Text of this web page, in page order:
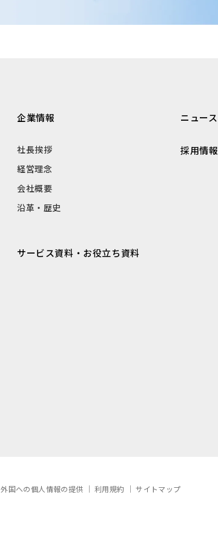
企業情報
社長挨拶
経営理念
会社概要
沿革・歴史
サービス資料・お役立ち資料
ニュース
採用情報
外国への個人情報の提供 利用規約 サイトマップ